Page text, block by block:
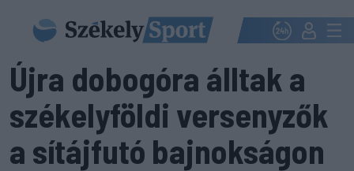
Újra dobogóra álltak a
székelyföldi versenyzők
a sítájfutó bajnokságon